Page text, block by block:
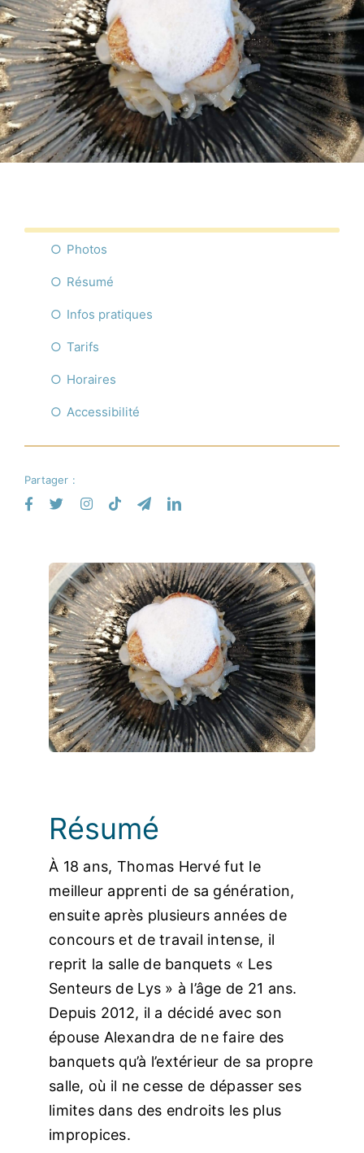
Commerces
Infos pratique
Français
Photos
Résumé
Infos pratiques
Tarifs
Horaires
Accessibilité
Partager :
Résumé
À 18 ans, Thomas Hervé fut le
meilleur apprenti de sa génération,
ensuite après plusieurs années de
concours et de travail intense, il
reprit la salle de banquets « Les
Senteurs de Lys » à l’âge de 21 ans.
Depuis 2012, il a décidé avec son
épouse Alexandra de ne faire des
banquets qu’à l’extérieur de sa propre
salle, où il ne cesse de dépasser ses
limites dans des endroits les plus
impropices.